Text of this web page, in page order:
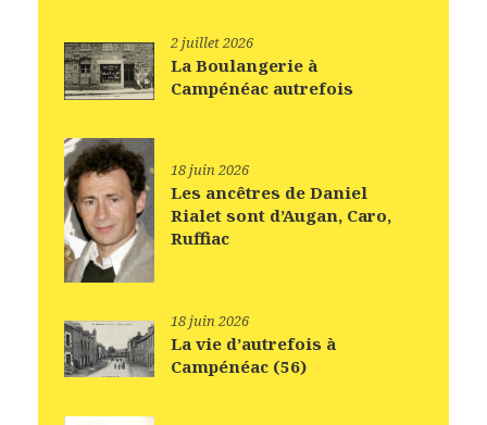
2 juillet 2026
La Boulangerie à
Campénéac autrefois
18 juin 2026
Les ancêtres de Daniel
Rialet sont d’Augan, Caro,
Ruffiac
18 juin 2026
La vie d’autrefois à
Campénéac (56)